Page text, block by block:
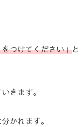
つけてください」と
きます。
かれます。